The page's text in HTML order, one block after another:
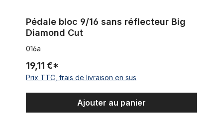
Pédale bloc 9/16 sans réflecteur Big
Diamond Cut
016a
19,11 €*
Prix TTC, frais de livraison en sus
Ajouter au panier